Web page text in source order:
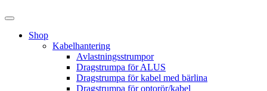
Shop
Kabelhantering
Avlastningsstrumpor
Dragstrumpa för ALUS
Dragstrumpa för kabel med bärlina
Dragstrumpa för optorör/kabel